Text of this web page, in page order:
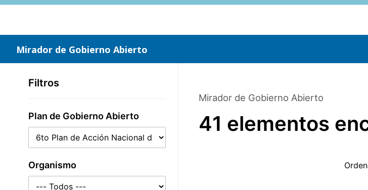
Saltar
Mirador de Gobierno Abierto
Filtros
Plan de Gobierno Abierto
Organismo
Mirador de Gobierno Abierto
41 elementos